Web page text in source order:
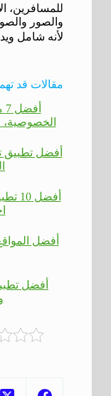
للمسافرين،
لأنه شامل
مقالات قد
الخصوصية،
أفضل تطبيق
أفضل
أفضل